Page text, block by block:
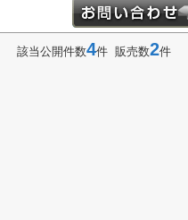
該当公開件数4件 販売数2件